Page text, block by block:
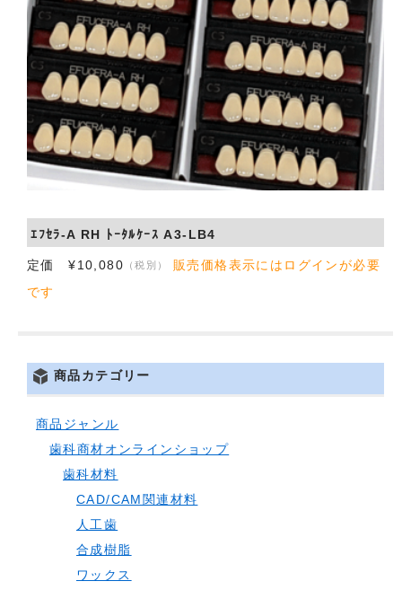
ｴﾌｾﾗ-A RH ﾄｰﾀﾙｹｰｽ A3-LB4
定価 ¥10,080 （税別）
販売価格表示にはログインが必要
です
商品カテゴリー
商品ジャンル
歯科商材オンラインショップ
歯科材料
CAD/CAM関連材料
人工歯
合成樹脂
ワックス